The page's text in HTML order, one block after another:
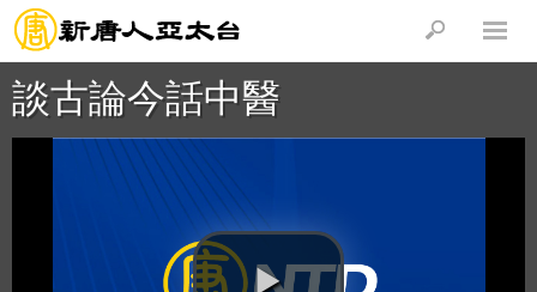
談古論今話中醫